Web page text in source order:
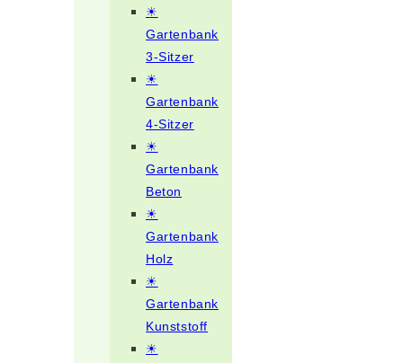
☀
Gartenbank
3-Sitzer
☀
Gartenbank
4-Sitzer
☀
Gartenbank
Beton
☀
Gartenbank
Holz
☀
Gartenbank
Kunststoff
☀